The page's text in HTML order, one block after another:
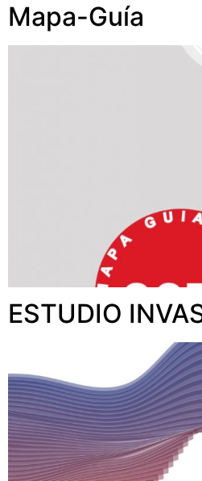
Mapa-Guía
ESTUDIO